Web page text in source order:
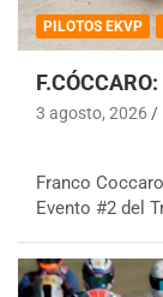
PILOTOS EKVP
3 agosto, 2026
Franco
Evento #2 del